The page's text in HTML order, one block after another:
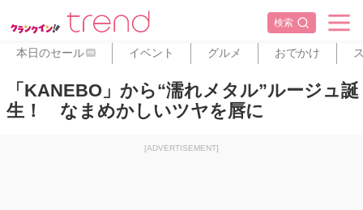
検索
本日のセール PR イベント グルメ おでかけ
「KANEBO」から“濡れメタル”ルージュ誕
生！ なまめかしいツヤを唇に
[ADVERTISEMENT]